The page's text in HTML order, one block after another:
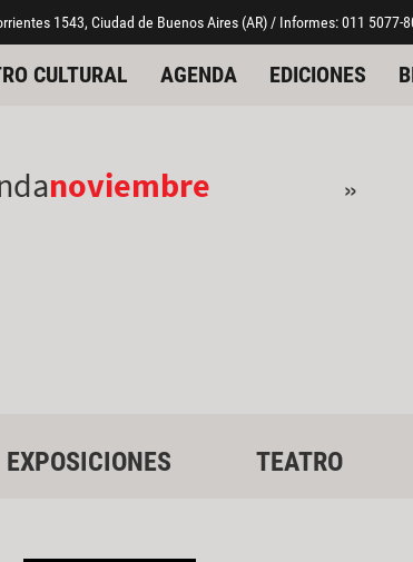
1543, Ciudad de Buenos Aires (AR) / Informes: 011
CULTURAL AGENDA EDICIONES
noviembre »
EXPOSICIONES TEATRO